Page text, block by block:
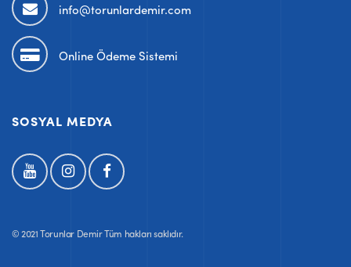
info@torunlardemir.com
Online Ödeme Sistemi
SOSYAL MEDYA
© 2021 Torunlar Demir Tüm hakları saklıdır.